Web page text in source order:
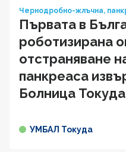
Чернодробно-жлъчна,
Първата в
роботизирана
отстраняване
панкреаса
Болница Токуда
УМБАЛ Токуда